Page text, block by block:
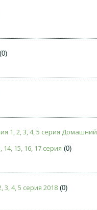
(0)
1, 2, 3, 4, 5 серия Домашний
15, 16, 17 серия (0)
4, 5 серия 2018 (0)